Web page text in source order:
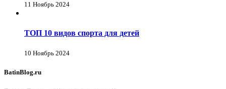
11 Ноябрь 2024
ТОП 10 видов спорта для детей
10 Ноябрь 2024
BatinBlog.ru